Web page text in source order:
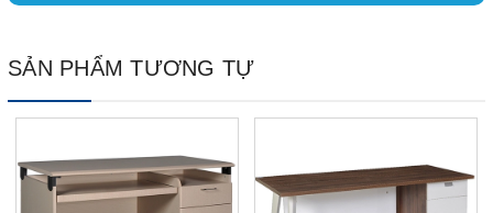
SẢN PHẨM TƯƠNG TỰ